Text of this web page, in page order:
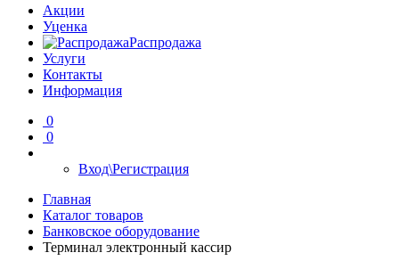
Акции
Уценка
Распродажа
Услуги
Контакты
Информация
0
0
Вход\Регистрация
Главная
Каталог товаров
Банковское оборудование
Терминал электронный кассир